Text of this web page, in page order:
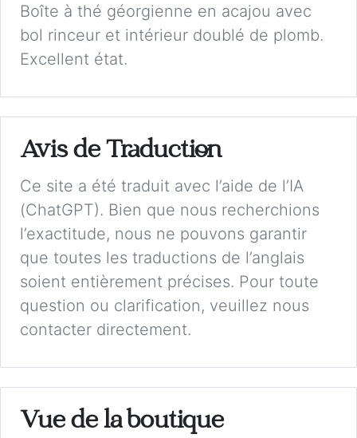
Boîte à thé géorgienne en acajou avec
bol rinceur et intérieur doublé de plomb.
Excellent état.
Avis de Traduction
Ce site a été traduit avec l’aide de l’IA
(ChatGPT). Bien que nous recherchions
l’exactitude, nous ne pouvons garantir
que toutes les traductions de l’anglais
soient entièrement précises. Pour toute
question ou clarification, veuillez nous
contacter directement.
Vue de la boutique